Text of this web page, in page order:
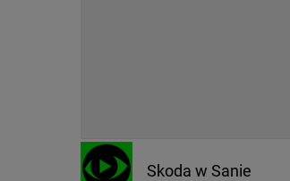
Skoda w Sanie